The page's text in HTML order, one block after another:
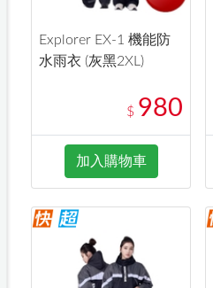
Explorer EX-1 機能防
水雨衣 (灰黑2XL)
$ 980
加入購物車